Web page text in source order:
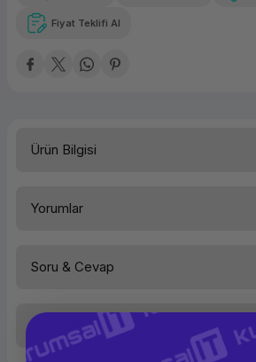
Güvenilir Alışveriş
Kolay iade imkanı
40,06 TL
Fiyat Teklifi Al
Ürün Bilgisi
Yorumlar
Yorum Yaz
Soru & Cevap
Ürün hakkında henüz soru
Taksit Seçenekleri